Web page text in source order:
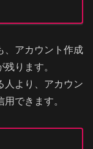
、アカウント作成
ります。
人より、アカウン
できます。